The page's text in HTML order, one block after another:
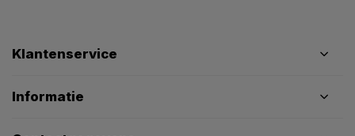
Klantenservice
Informatie